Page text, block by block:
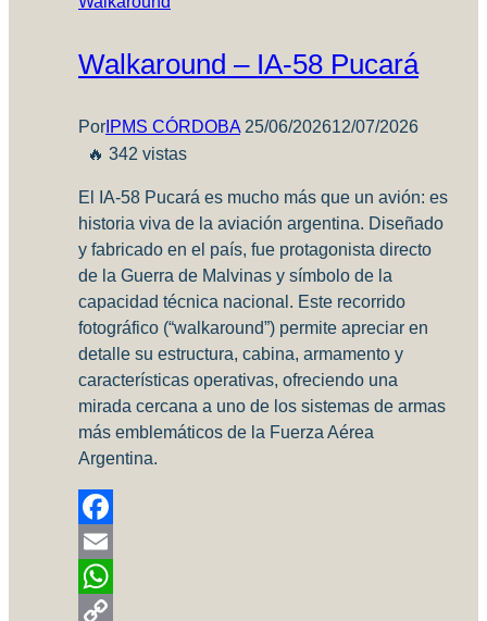
Walkaround – IA-58 Pucará
Por IPMS CÓRDOBA 25/06/202612/07/2026
🔥 342 vistas
El IA‑58 Pucará es mucho más que un avión: es
historia viva de la aviación argentina. Diseñado
y fabricado en el país, fue protagonista directo
de la Guerra de Malvinas y símbolo de la
capacidad técnica nacional. Este recorrido
fotográfico (“walkaround”) permite apreciar en
detalle su estructura, cabina, armamento y
características operativas, ofreciendo una
mirada cercana a uno de los sistemas de armas
más emblemáticos de la Fuerza Aérea
Argentina.
Facebook
Email
WhatsApp